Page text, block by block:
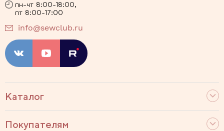
Каталог
Покупателям
пн-чт 8:00-18:00,
пт 8:00-17:00
info@sewclub.ru